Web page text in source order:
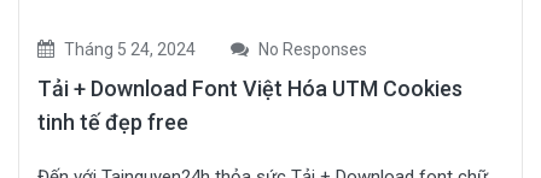
Tháng 5 24, 2024 No Responses
Tải + Download Font Việt Hóa UTM Cookies
tinh tế đẹp free